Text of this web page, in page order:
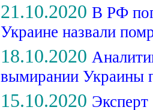
21.10.2020 В РФ
Украине назвали
18.10.2020
вымирании Украины
15.10.2020